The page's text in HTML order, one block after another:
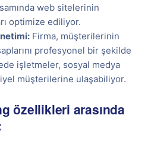
web sitelerinin
optimize ediliyor.
Firma, müşterilerinin
profesyonel bir şekilde
işletmeler, sosyal medya
müşterilerine ulaşabiliyor.
özellikleri arasında